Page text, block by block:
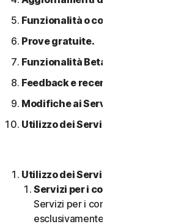
Funzionalità o contenuti di terzi.
Prove gratuite.
Funzionalità Beta.
Feedback e recensioni.
Modifiche ai Servizi.
Utilizzo dei Servizi in una rete.
Utilizzo dei Servizi.
Servizi per i consumatori o
Servizi per i consumatori sono
esclusivamente per i